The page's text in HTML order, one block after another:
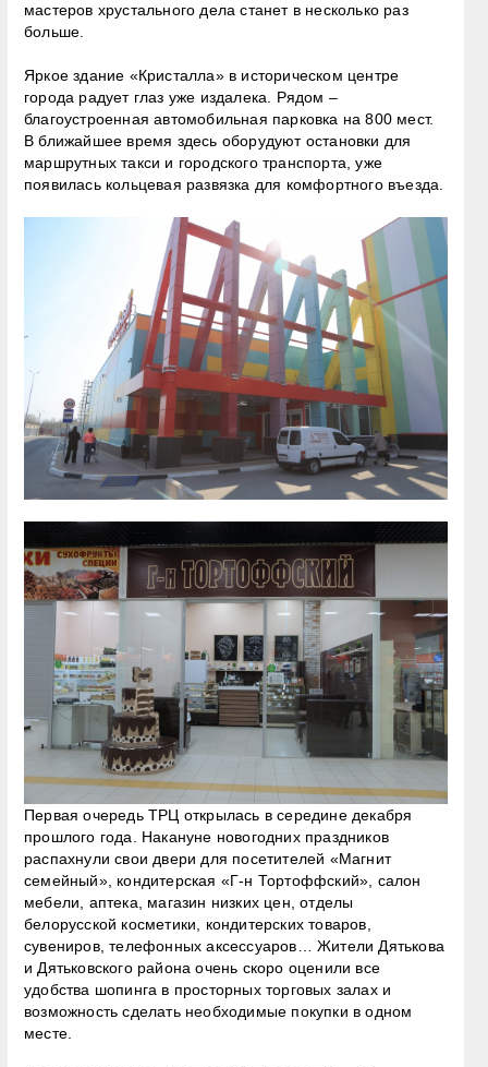
мастеров хрустального дела станет в несколько раз
больше.
Яркое здание «Кристалла» в историческом центре
города радует глаз уже издалека. Рядом –
благоустроенная автомобильная парковка на 800 мест.
В ближайшее время здесь оборудуют остановки для
маршрутных такси и городского транспорта, уже
появилась кольцевая развязка для комфортного въезда.
Первая очередь ТРЦ открылась в середине декабря
прошлого года. Накануне новогодних праздников
распахнули свои двери для посетителей «Магнит
семейный», кондитерская «Г-н Тортоффский», салон
мебели, аптека, магазин низких цен, отделы
белорусской косметики, кондитерских товаров,
сувениров, телефонных аксессуаров… Жители Дятькова
и Дятьковского района очень скоро оценили все
удобства шопинга в просторных торговых залах и
возможность сделать необходимые покупки в одном
месте.